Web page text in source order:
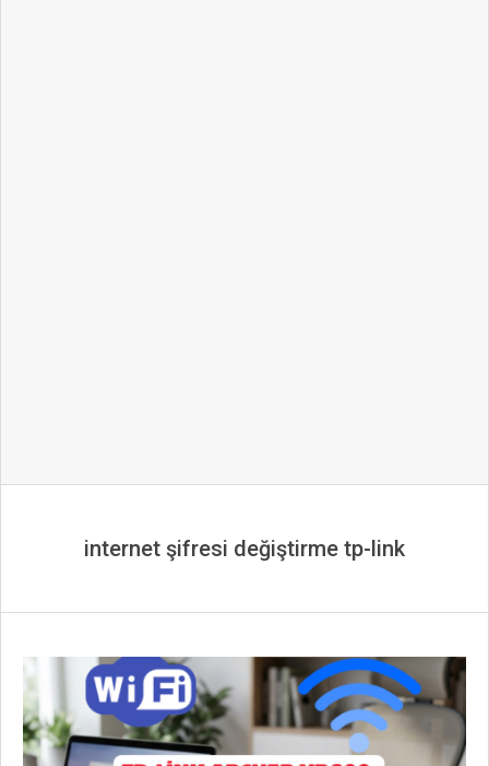
internet şifresi değiştirme tp-link